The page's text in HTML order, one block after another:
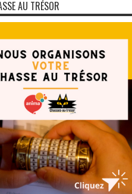
AU TRÉSOR